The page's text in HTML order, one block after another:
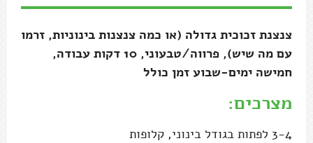
צנצנת זכוכית גדולה (או כמה צנצנות בינוניות, זרמו
עם מה שיש), פרווה/טבעוני, 10 דקות עבודה,
חמישה ימים-שבוע זמן כולל
מצרכים:
3-4 לפתות בגודל בינוני, קלופות